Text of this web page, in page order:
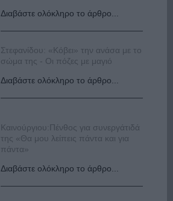
Διαβάστε ολόκληρο το άρθρο...
Στεφανίδου: «Κόβει» την ανάσα με το
σώμα της - Οι πόζες με μαγιό
Διαβάστε ολόκληρο το άρθρο...
Καινούργιου:Πένθος για συνεργάτιδά
της «Θα μου λείπεις πάντα και για
πάντα»
Διαβάστε ολόκληρο το άρθρο...